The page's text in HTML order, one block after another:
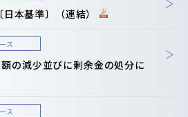
本基準〕（連結）
ス
の減少並びに剰余金の処分に
ス